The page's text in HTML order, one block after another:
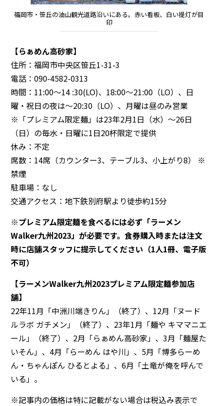
福岡市・笹丘の油山観光道路沿いにある。赤い看板、白い提灯が目
印
【らぁめん高砂家】
住所：福岡市中央区笹丘1-31-3
電話：090-4582-0313
時間：11:00〜14 :30(LO)、18:00〜21:00（LO）、日
曜・祝日の夜は〜20:30（LO）、月曜は昼のみ営業
※「プレミアム限定麺」は23年2月1日（水）〜26日
（日）の毎水・日曜に1日20杯限定で提供
休み：不定
席数：14席（カウンター3、テーブル3、小上がり8） ※
禁煙
駐車場：なし
交通アクセス：地下鉄別府駅より徒歩約15分
※プレミアム限定麺を食べるには必ず「ラーメン
Walker九州2023」が必要です。食券購入時または注文
時に店舗スタッフに提示してください（1人1冊、電子版
不可）
【ラーメンWalker九州2023プレミアム限定麺参加店
舗】
22年11月「中洲川端きりん」（終了）、12月「ヌード
ルラボ ガチメン」（終了）、23年1月「麺や キママニエ
ール」（終了）、2月「らぁめん高砂家」、3月「麺屋た
いそん」、4月「らーめん はや川」、5月「博多らーめ
ん・ちゃんぽん ひるとよる」、6月「土竜が俺を呼んで
いる」。
※記事内の価格は特に記載がない場合は税込み表示で